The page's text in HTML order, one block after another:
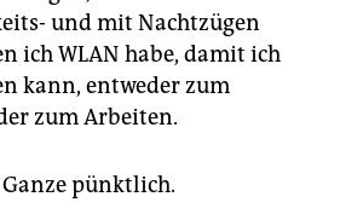
und mit Nachtzügen
ich WLAN habe, damit ich
kann, entweder zum
zum Arbeiten.
pünktlich.